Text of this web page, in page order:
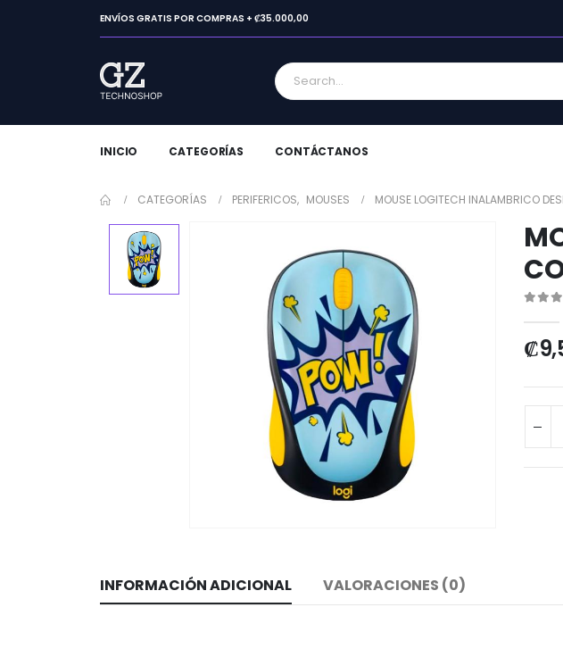
ENVÍOS GRATIS POR COMPRAS + ₡35.000,00
INICIO CATEGORÍAS CONTÁCTANOS
CATEGORÍAS PERIFERICOS, MOUSES MOUSE LOGITECH INALAMBRICO
₡
INFORMACIÓN ADICIONAL VALORACIONES (0)